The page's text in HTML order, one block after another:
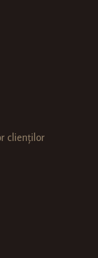
clienților